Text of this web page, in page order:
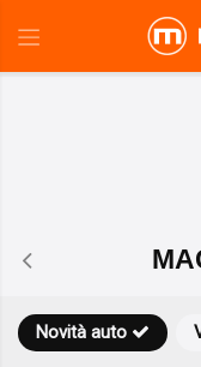
Novità auto